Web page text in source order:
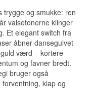
trygge og smukke: ren
valsetonerne klinger
Et elegant switch fra
åbner dansegulvet
værd – kortere
og favner bredt.
bruger også
klap og